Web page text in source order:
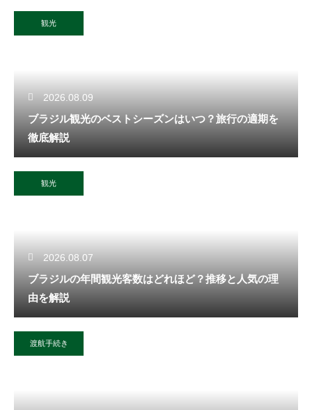
観光
2026.08.09
ブラジル観光のベストシーズンはいつ？旅行の適期を
徹底解説
観光
2026.08.07
ブラジルの年間観光客数はどれほど？推移と人気の理
由を解説
渡航手続き